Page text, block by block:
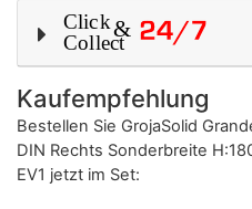
Kaufempfehlung
Bestellen Sie GrojaSolid
DIN Rechts Sonderbreite
EV1 jetzt im Set: